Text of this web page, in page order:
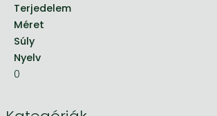
Terjedelem
Méret
Súly
Nyelv
0